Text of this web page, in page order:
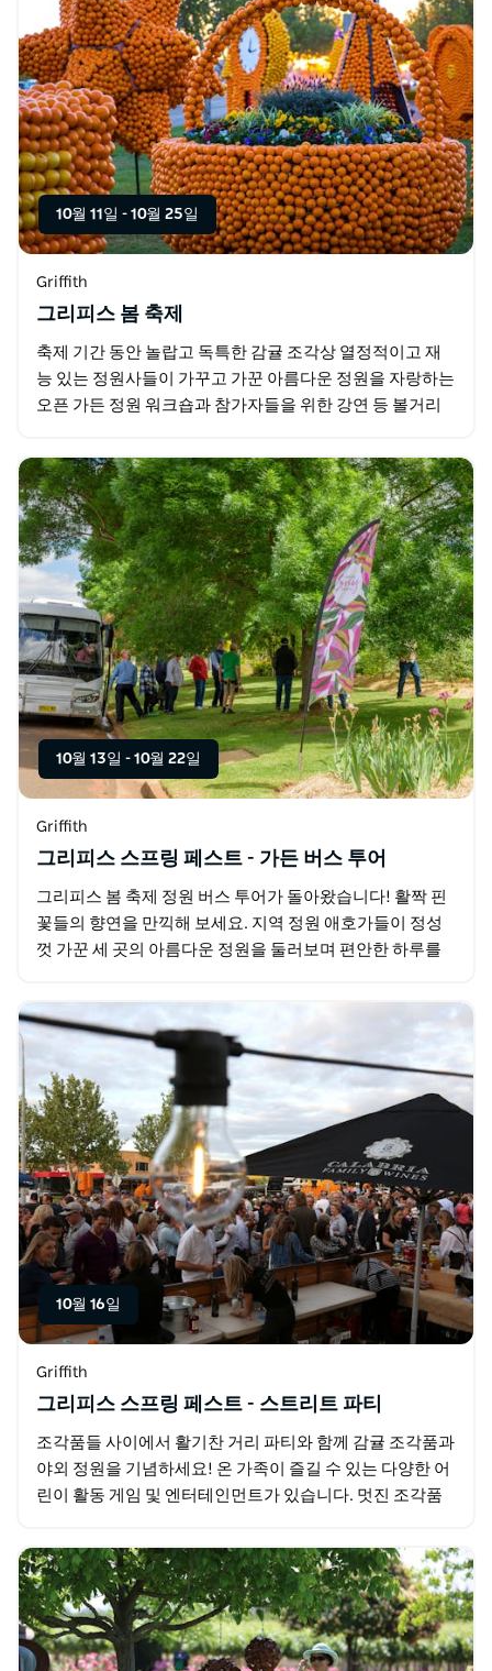
10월 11일 - 10월 25일
Griffith
그리피스 봄 축제
축제 기간 동안 놀랍고 독특한 감귤 조각상 열정적이고 재
능 있는 정원사들이 가꾸고 가꾼 아름다운 정원을 자랑하는
오픈 가든 정원 워크숍과 참가자들을 위한 강연 등 볼거리
10월 13일 - 10월 22일
Griffith
그리피스 스프링 페스트 - 가든 버스 투어
그리피스 봄 축제 정원 버스 투어가 돌아왔습니다! 활짝 핀
꽃들의 향연을 만끽해 보세요. 지역 정원 애호가들이 정성
껏 가꾼 세 곳의 아름다운 정원을 둘러보며 편안한 하루를
10월 16일
Griffith
그리피스 스프링 페스트 - 스트리트 파티
조각품들 사이에서 활기찬 거리 파티와 함께 감귤 조각품과
야외 정원을 기념하세요! 온 가족이 즐길 수 있는 다양한 어
린이 활동 게임 및 엔터테인먼트가 있습니다. 멋진 조각품